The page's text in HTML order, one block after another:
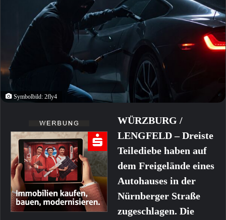
Symbolbild: 2fly4
WÜRZBURG /
LENGFELD – Dreiste
Teilediebe haben auf
dem Freigelände eines
Autohauses in der
Nürnberger Straße
zugeschlagen. Die